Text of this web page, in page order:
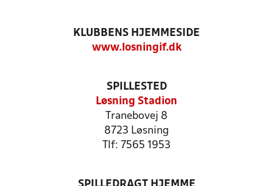
KLUBBENS HJEMMESIDE
www.losningif.dk
SPILLESTED
Løsning Stadion
Tranebovej 8
8723 Løsning
Tlf: 7565 1953